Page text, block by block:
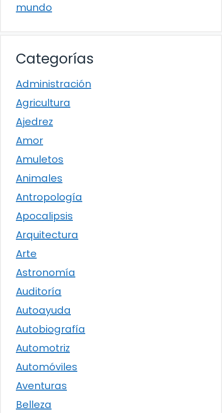
mundo
Categorías
Administración
Agricultura
Ajedrez
Amor
Amuletos
Animales
Antropología
Apocalipsis
Arquitectura
Arte
Astronomía
Auditoría
Autoayuda
Autobiografía
Automotriz
Automóviles
Aventuras
Belleza